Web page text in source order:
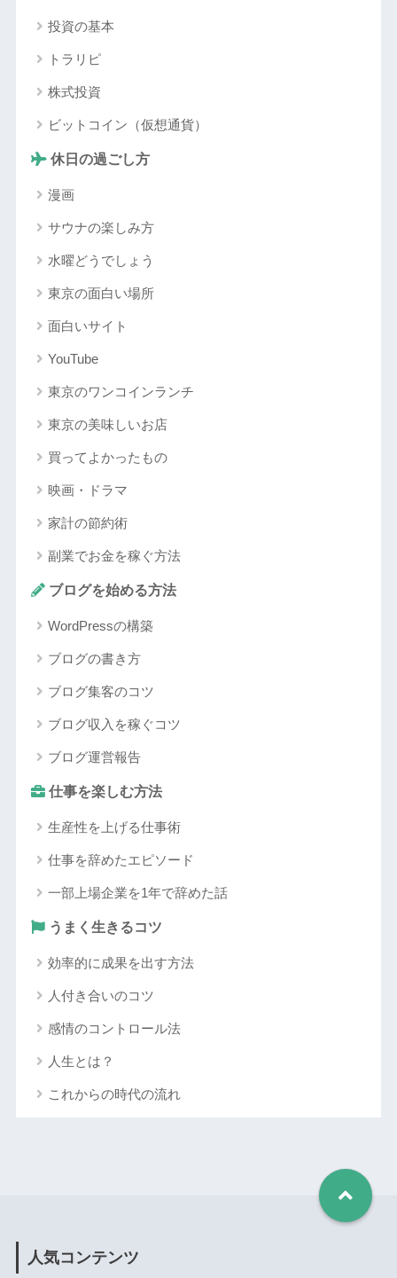
投資の基本
トラリピ
株式投資
ビットコイン（仮想通貨）
休日の過ごし方
漫画
サウナの楽しみ方
水曜どうでしょう
東京の面白い場所
面白いサイト
YouTube
東京のワンコインランチ
東京の美味しいお店
買ってよかったもの
映画・ドラマ
家計の節約術
副業でお金を稼ぐ方法
ブログを始める方法
WordPressの構築
ブログの書き方
ブログ集客のコツ
ブログ収入を稼ぐコツ
ブログ運営報告
仕事を楽しむ方法
生産性を上げる仕事術
仕事を辞めたエピソード
一部上場企業を1年で辞めた話
うまく生きるコツ
効率的に成果を出す方法
人付き合いのコツ
感情のコントロール法
人生とは？
これからの時代の流れ
人気コンテンツ